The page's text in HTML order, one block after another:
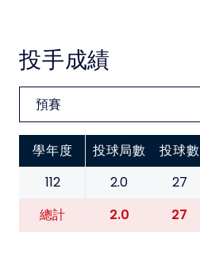
投手成績
學年度 投球局數 投球數
112 2.0 27
總計 2.0 27